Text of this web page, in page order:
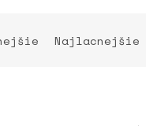
Najlacnejšie